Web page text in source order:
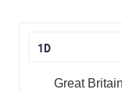
1D
Great